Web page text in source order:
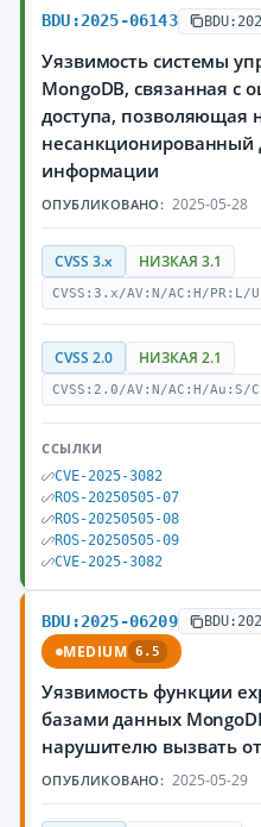
BDU:2025-06143
Уязвимость системы
MongoDB, связанная с
доступа, позволяющая
информации
ОПУБЛИКОВАНО: 2025-05-28
CVSS 3.x НИЗКАЯ 3.1
CVSS:3.x/AV:N/AC:H/
CVSS 2.0 НИЗКАЯ 2.1
CVSS:2.0/AV:N/AC:H/Au:S/
ССЫЛКИ
CVE-2025-3082
ROS-20250505-07
ROS-20250505-08
ROS-20250505-09
CVE-2025-3082
BDU:2025-06209
MEDIUM 6.5
Уязвимость функции
базами данных
нарушителю вызвать
ОПУБЛИКОВАНО: 2025-05-29